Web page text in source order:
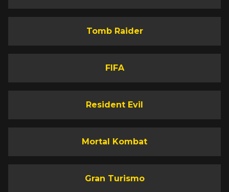
Tomb Raider
FIFA
Resident Evil
Mortal Kombat
Gran Turismo